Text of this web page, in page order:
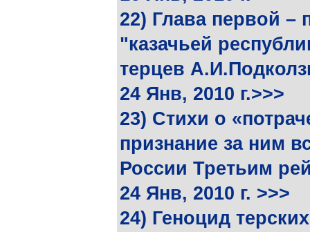
22) Глава первой –
"казачьей
терцев
24 Янв, 2010 г.>>>
23) Стихи о
признание за ним
России Третьим
24 Янв, 2010 г. >>>
24) Геноцид